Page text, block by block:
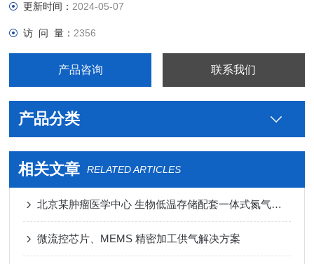
更新时间： 2024-05-07
访 问 量： 2356
产品咨询 联系我们
产品分类
相关文章 RELATED ARTICLES
北京某肿瘤医学中心 生物低温存储配套一体式氮气发生器
微流控芯片、MEMS 精密加工供气解决方案